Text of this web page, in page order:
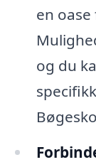
en
og du